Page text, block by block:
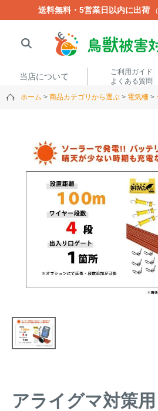
送料無料・5営業日以内に出荷
当店について
ご利用ガイド
よくある質問
ホーム 商品カテゴリから選ぶ 電気柵
アライグマ対策
送料無料・5営業日以内に出荷 (一
閉じる
いのししくん TREL4G-Rアニマルネッ
アニマルセンサー
商品カテゴリから選ぶ
電気柵
トレイルカメラ
サーカメラ）
ラ（SDカード録画）
ICT・IoT機器
ュ柵等）
ク